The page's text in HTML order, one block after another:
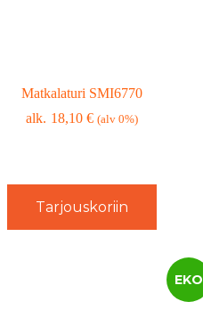
Matkalaturi SMI6770
18,10 € (alv 0%)
Tarjouskoriin
EKO